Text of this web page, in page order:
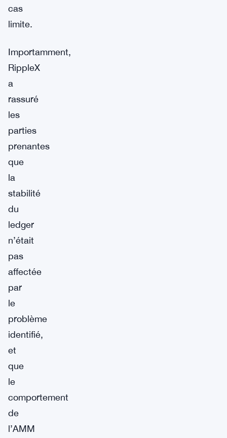
cas
limite.
Importamment,
RippleX
a
rassuré
les
parties
prenantes
que
la
stabilité
du
ledger
n’était
pas
affectée
par
le
problème
identifié,
et
que
le
comportement
de
l’AMM